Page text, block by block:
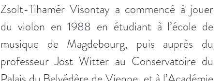
Zsolt-Tihamér Visontay a commencé à jouer
du violon en 1988 en étudiant à l’école de
musique de Magdebourg, puis auprès du
professeur Jost Witter au Conservatoire du